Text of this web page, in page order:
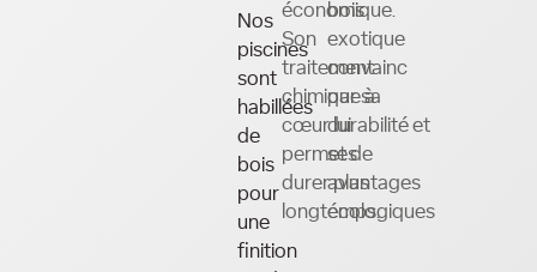
Nos
piscines
sont
habillées
de
bois
pour
une
finition
économique.
Son
traitement
chimique à
cœur lui
permet de
durer plus
longtemps.
bois
exotique
convainc
par sa
durabilité et
ses
avantages
écologiques